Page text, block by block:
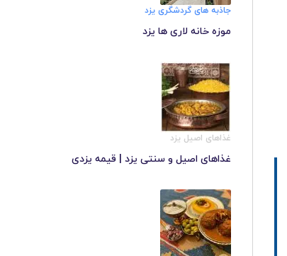
جاذبه های گردشگری یزد
موزه خانه لاری ها یزد
غذاهای اصیل یزد
غذاهای اصیل و سنتی یزد | قیمه یزدی